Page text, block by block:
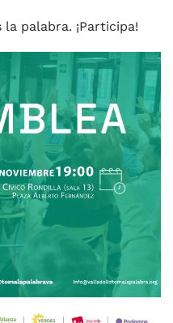
palabra. ¡Participa!